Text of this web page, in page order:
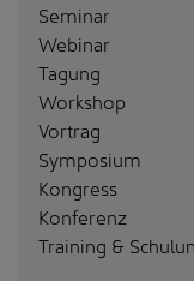
Seminar
Webinar
Tagung
Workshop
Vortrag
Symposium
Kongress
Konferenz
Training &